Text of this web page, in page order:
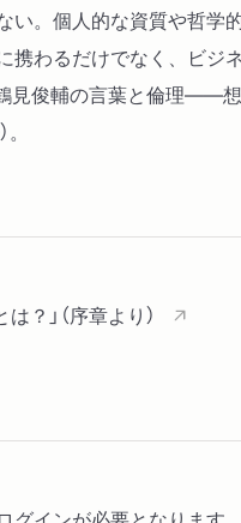
。個人的な資質や哲学
わるだけでなく、ビジ
見俊輔の言葉と倫理――
？」（序章より）